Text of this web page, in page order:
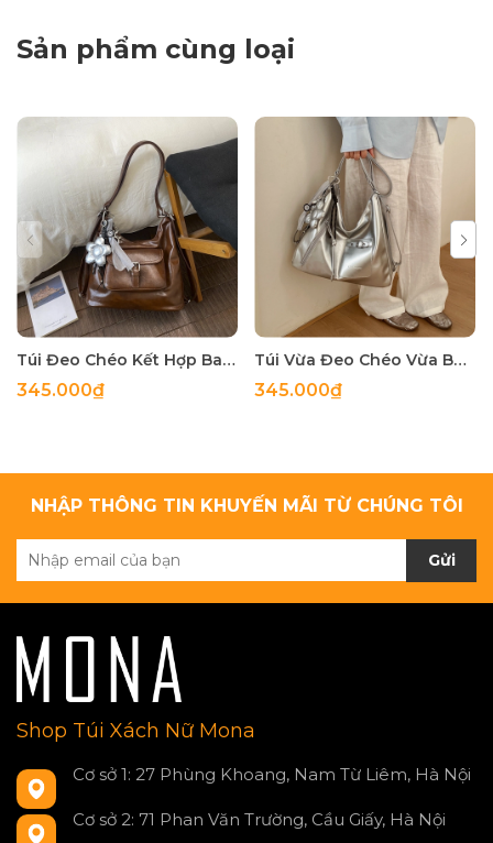
Sản phẩm cùng loại
Túi Đeo Chéo Kết Hợp Balo Thời Trang - tt260509
345.000₫
Túi Vừa Đeo Chéo Vừa Balo Cá Tính - tt260402
345.000₫
NHẬP THÔNG TIN KHUYẾN MÃI TỪ CHÚNG TÔI
Gửi
Shop Túi Xách Nữ Mona
Cơ sở 1: 27 Phùng Khoang, Nam Từ Liêm, Hà Nội
Cơ sở 2: 71 Phan Văn Trường, Cầu Giấy, Hà Nội